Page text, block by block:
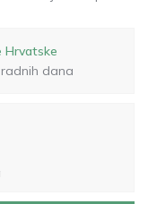
Hrvatske
dana